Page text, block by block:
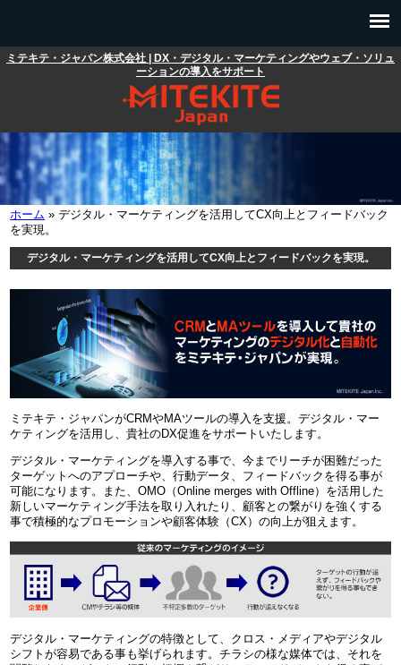
メインメニュー
ミテキテ・ジャパン株式会社 | DX・デジタル・マーケティングやウェブ・ソリュ
ーションの導入をサポート
現在地
ホーム » デジタル・マーケティングを活用してCX向上とフィードバック
を実現。
デジタル・マーケティングを活用してCX向上とフィードバックを実現。
ミテキテ・ジャパンがCRMやMAツールの導入を支援。デジタル・マー
ケティングを活用し、貴社のDX促進をサポートいたします。
デジタル・マーケティングを導入する事で、今までリーチが困難だった
ターゲットへのアプローチや、行動データ、フィードバックを得る事が
可能になります。また、OMO（Online merges with Offline）を活用した
新しいマーケティング手法を取り入れたり、顧客との繋がりを強くする
事で積極的なプロモーションや顧客体験（CX）の向上が狙えます。
デジタル・マーケティングの特徴として、クロス・メディアやデジタル
シフトが容易である事も挙げられます。チラシの様な媒体では、それを